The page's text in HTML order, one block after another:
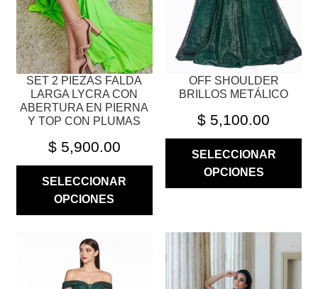
SET 2 PIEZAS FALDA
LARGA LYCRA CON
ABERTURA EN PIERNA
Y TOP CON PLUMAS
$5,900.00
SELECCIONAR
OPCIONES
ELEGIR
EN
LA
PÁGINA
DE
PRODUCTO
OFF SHOULDER
BRILLOS METÁLICO
$ 5,100.00
SELECCIONAR
OPCIONES
ELEGIR
LA
PÁGINA
PRODUCTO